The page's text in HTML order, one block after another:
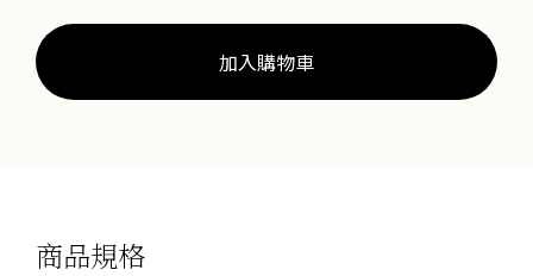
數
加入購物車
商品規格